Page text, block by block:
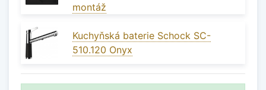
montáž
Kuchyňská baterie Schock SC-
510.120 Onyx